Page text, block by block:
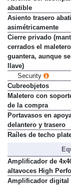
abatible
Asiento trasero
asimétricamente
Cierre privado
cerrados el
guantera, aunque
llave)
Security
Cubreobjetos
Maletero con
de la compra
Portavasos en
delantero y trasero
Raíles de techo
Amplificador de
altavoces High
Amplificador digital